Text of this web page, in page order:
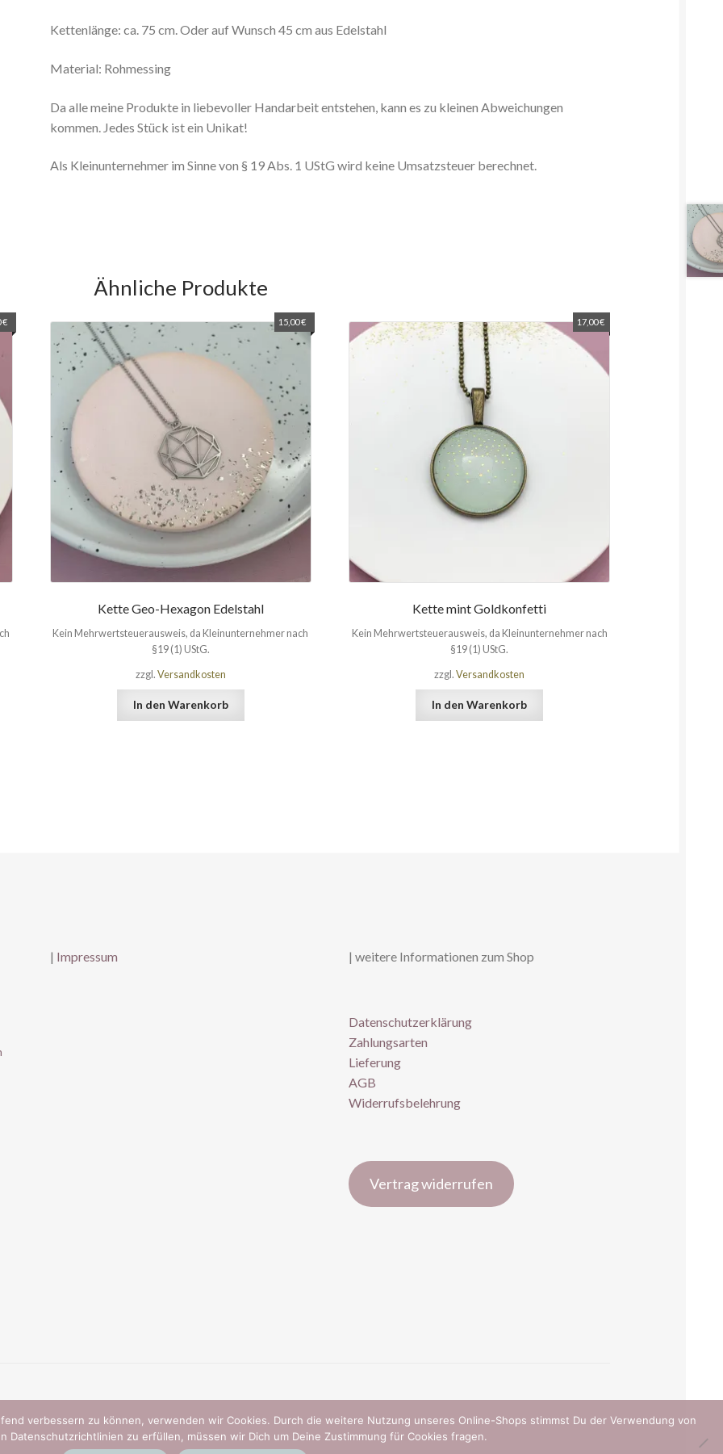
Kettenlänge: ca. 75 cm. Oder auf Wunsch 45 cm aus Edelstahl
Material: Rohmessing
Da alle meine Produkte in liebevoller Handarbeit entstehen, kann es zu kleinen Abweichungen
kommen. Jedes Stück ist ein Unikat!
Als Kleinunternehmer im Sinne von § 19 Abs. 1 UStG wird keine Umsatzsteuer berechnet.
Ähnliche Produkte
€
Kette Geo-Hexagon Edelstahl
15,00€
Kein Mehrwertsteuerausweis, da Kleinunternehmer nach
§19 (1) UStG.
zzgl. Versandkosten
In den Warenkorb
Kette mint Goldkonfetti
17,00€
Kein Mehrwertsteuerausweis, da Kleinunternehmer nach
§19 (1) UStG.
zzgl.Versandkosten
In den Warenkorb
| Impressum | weitere Informationen zum Shop
Datenschutzerklärung
Zahlungsarten
Lieferung
AGB
Widerrufsbelehrung
Vertrag widerrufen
verbessern zu können, verwenden wir Cookies. Durch die weitere Nutzung unseres Online-Shops stimmst Du der Verwendung von
Datenschutzrichtlinien zu erfüllen, müssen wir Dich um Deine Zustimmung für Cookies fragen.